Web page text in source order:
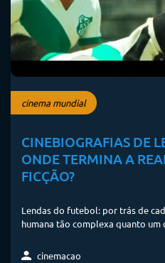
cinema mundial
CINEBIOGRAFIAS DE
ONDE TERMINA A
FICÇÃO?
Lendas do futebol: por trás de
humana tão complexa quanto
cinemacao